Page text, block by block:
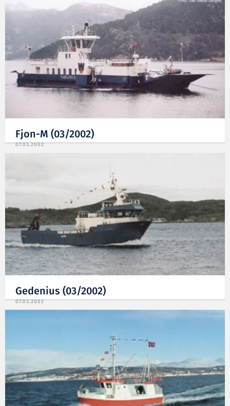
Fjon-M (03/2002)
07.03.2002
Gedenius (03/2002)
07.03.2002